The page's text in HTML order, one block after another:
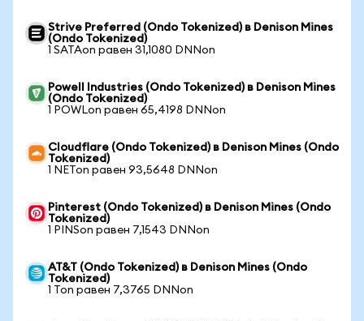
Strive Preferred (Ondo Tokenized) в Denison Mines
(Ondo Tokenized)
1 SATAon равен 31,1080 DNNon
Powell Industries (Ondo Tokenized) в Denison Mines
(Ondo Tokenized)
1 POWLon равен 65,4198 DNNon
Cloudflare (Ondo Tokenized) в Denison Mines (Ondo
Tokenized)
1 NETon равен 93,5648 DNNon
Pinterest (Ondo Tokenized) в Denison Mines (Ondo
Tokenized)
1 PINSon равен 7,1543 DNNon
AT&T (Ondo Tokenized) в Denison Mines (Ondo
Tokenized)
1 Ton равен 7,3765 DNNon